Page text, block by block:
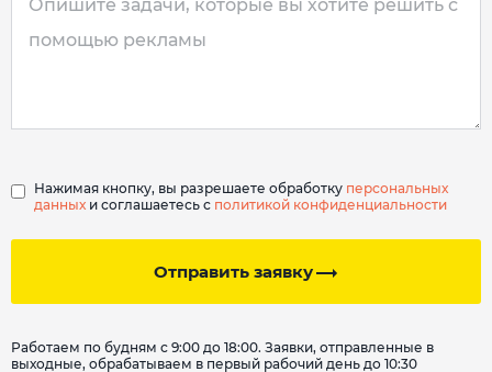
Отправить заявку
Нажимая кнопку, вы разрешаете обработку персональных
данных и соглашаетесь с политикой конфиденциальности
Работаем по будням с 9:00 до 18:00. Заявки, отправленные в
выходные, обрабатываем в первый рабочий день до 10:30